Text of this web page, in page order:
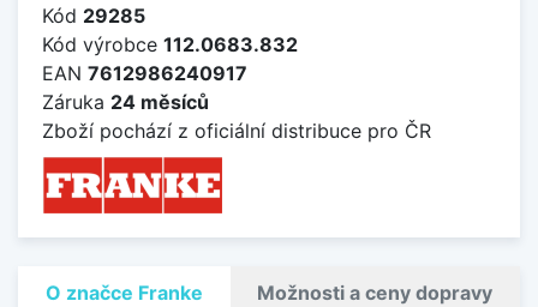
Kód 29285
Kód výrobce 112.0683.832
EAN 7612986240917
Záruka 24 měsíců
Zboží pochází z oficiální distribuce pro ČR
O značce Franke Možnosti a ceny dopravy